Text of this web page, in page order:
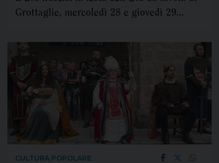
Grottaglie, mercoledì 28 e giovedì 29
CULTURA POPOLARE